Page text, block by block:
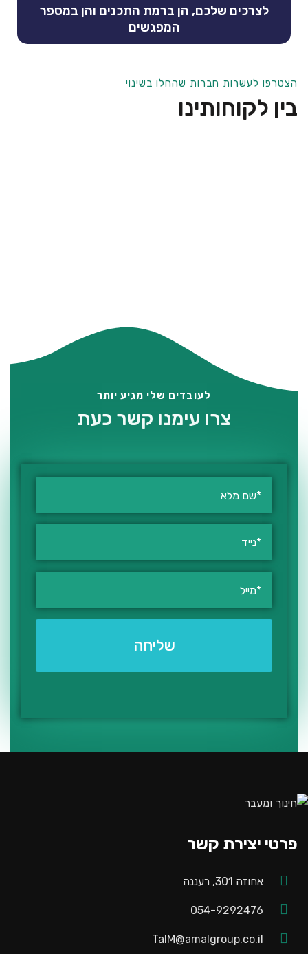
לצרכים שלכם, הן ברמת התכנים והן במספר
המפגשים
הצטרפו לעשרות חברות שהחלו בשינוי
בין לקוחותינו
לעובדים שלי מגיע יותר
צרו עימנו קשר כעת
פרטי יצירת קשר
אחוזה 301, רעננה
054-9292476
TalM@amalgroup.co.il